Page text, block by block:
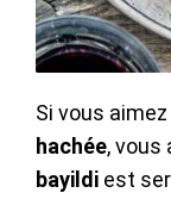
Si vous
hachée, vous
bayildi est